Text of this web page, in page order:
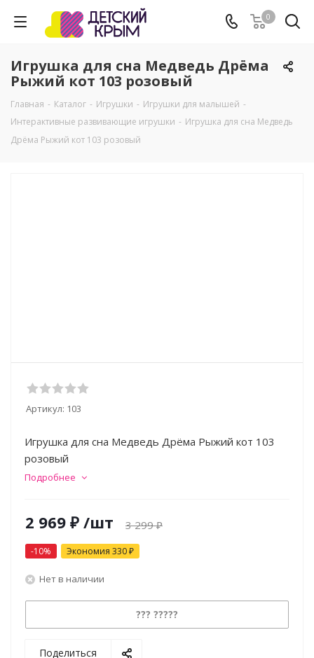
0
Игрушка для сна Медведь Дрёма
Рыжий кот 103 розовый
Главная - Каталог - Игрушки - Игрушки для малышей -
Интерактивные развивающие игрушки - Игрушка для сна Медведь
Дрёма Рыжий кот 103 розовый
Артикул: 103
Игрушка для сна Медведь Дрёма Рыжий кот 103
розовый
Подробнее
2 969 ₽ /шт 3 299₽
-10% Экономия 330₽
Нет в наличии
??? ?????
Поделиться